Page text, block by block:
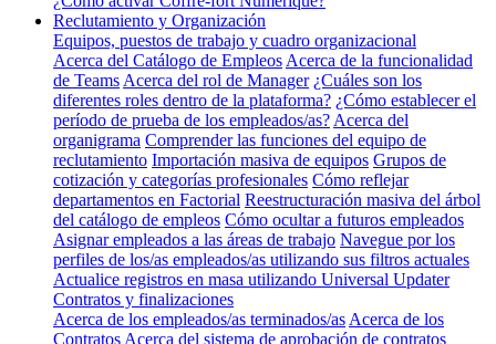
Reclutamiento y Organización
Equipos, puestos de trabajo y cuadro organizacional
Acerca del Catálogo de Empleos Acerca de la funcionalidad
de Teams Acerca del rol de Manager ¿Cuáles son los
diferentes roles dentro de la plataforma? ¿Cómo establecer el
período de prueba de los empleados/as? Acerca del
organigrama Comprender las funciones del equipo de
reclutamiento Importación masiva de equipos Grupos de
cotización y categorías profesionales Cómo reflejar
departamentos en Factorial Reestructuración masiva del árbol
del catálogo de empleos Cómo ocultar a futuros empleados
Asignar empleados a las áreas de trabajo Navegue por los
perfiles de los/as empleados/as utilizando sus filtros actuales
Actualice registros en masa utilizando Universal Updater
Contratos y finalizaciones
Acerca de los empleados/as terminados/as Acerca de los
Contratos Acerca del sistema de aprobación de contratos